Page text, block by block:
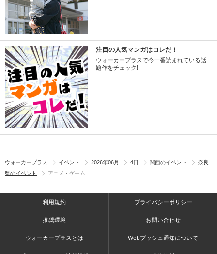
注目の人気マンガはコレだ！
ウォーカープラスで今一番読まれている話
題作をチェック!!
ウォーカープラス イベント 2026年06月 4日 関西のイベント
奈良
県のイベント
アニメ・ゲーム
利用規約 プライバシーポリシー
推奨環境 お問い合わせ
ウォーカープラスとは Webプッシュ通知について